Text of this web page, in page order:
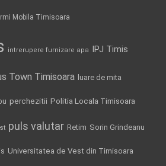
Mobila Timisoara
intrerupere furnizare apa IPJ Timis
Town Timisoara luare de mita
perchezitii Politia Locala Timisoara
puls valutar Retim Sorin Grindeanu
Universitatea de Vest din Timisoara